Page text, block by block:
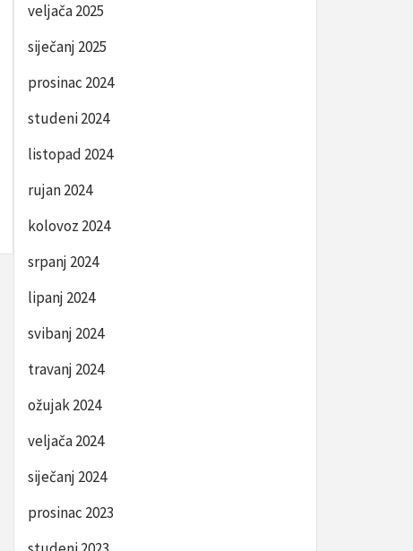
veljača 2025
siječanj 2025
prosinac 2024
studeni 2024
listopad 2024
rujan 2024
kolovoz 2024
srpanj 2024
lipanj 2024
svibanj 2024
travanj 2024
ožujak 2024
veljača 2024
siječanj 2024
prosinac 2023